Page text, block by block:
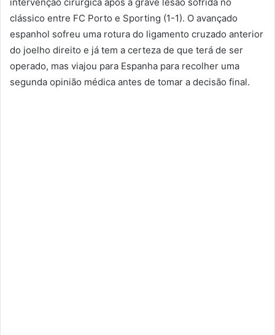
clássico entre FC Porto e Sporting (1-1). O avançado
espanhol sofreu uma rotura do ligamento cruzado anterior
do joelho direito e já tem a certeza de que terá de ser
operado, mas viajou para Espanha para recolher uma
segunda opinião médica antes de tomar a decisão final.